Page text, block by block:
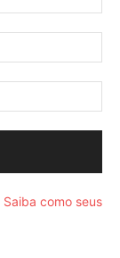
Saiba como seus